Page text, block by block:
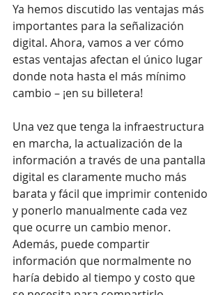
Ya hemos discutido las ventajas más
importantes para la señalización
digital. Ahora, vamos a ver cómo
estas ventajas afectan el único lugar
donde nota hasta el más mínimo
cambio – ¡en su billetera!
Una vez que tenga la infraestructura
en marcha, la actualización de la
información a través de una pantalla
digital es claramente mucho más
barata y fácil que imprimir contenido
y ponerlo manualmente cada vez
que ocurre un cambio menor.
Además, puede compartir
información que normalmente no
haría debido al tiempo y costo que